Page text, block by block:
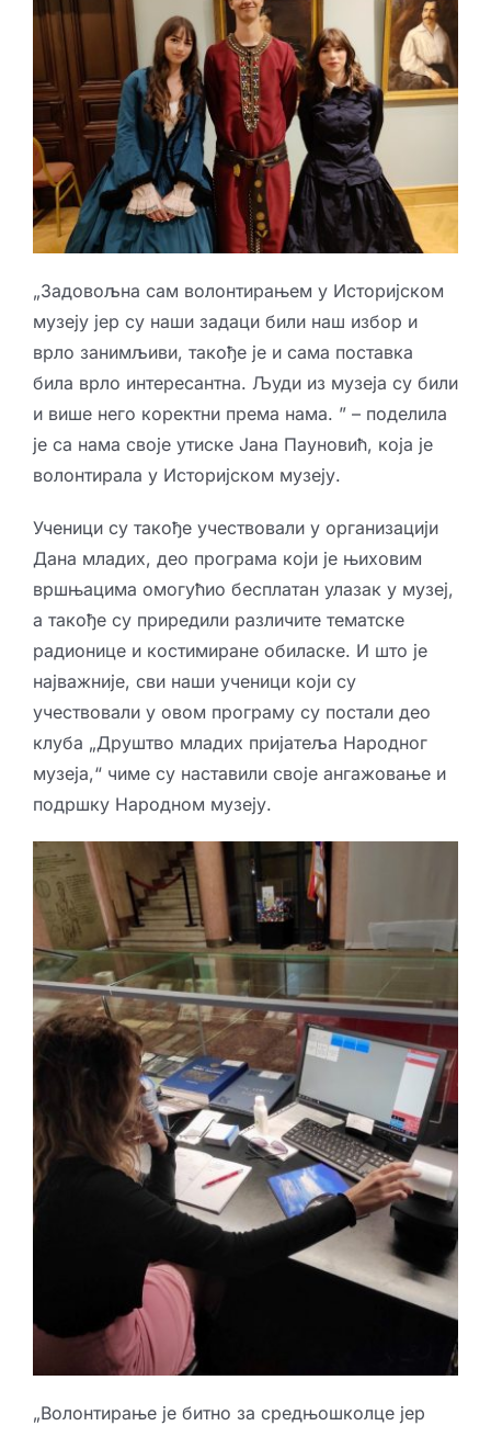
„Задовољна сам волонтирањем у Историјском
музеју јер су наши задаци били наш избор и
врло занимљиви, такође је и сама поставка
била врло интересантна. Људи из музеја су били
и више него коректни према нама. ” – поделила
је са нама своје утиске Јана Пауновић, која је
волонтирала у Историјском музеју.
Ученици су такође учествовали у организацији
Дана младих, део програма који је њиховим
вршњацима омогућио бесплатан улазак у музеј,
а такође су приредили различите тематске
радионице и костимиране обиласке. И што је
најважније, сви наши ученици који су
учествовали у овом програму су постали део
клуба „Друштво младих пријатеља Народног
музеја,“ чиме су наставили своје ангажовање и
подршку Народном музеју.
„Волонтирање је битно за средњошколце јер